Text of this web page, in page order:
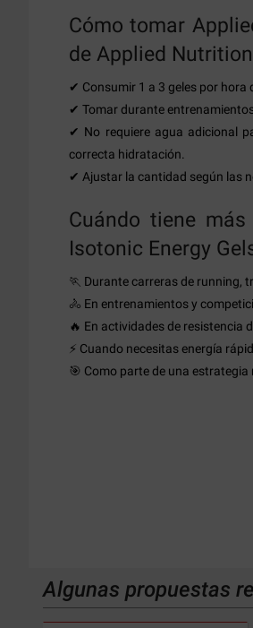
Cómo tomar
de Applied Nutrition
✔ Consumir 1 a 3 geles por hora
✔ Tomar durante
✔ No requiere agua adicional
correcta hidratación.
✔ Ajustar la cantidad según las
Cuándo tiene
Isotonic Energy
🏃 Durante carreras de running,
🚴 En entrenamientos y
🔥 En actividades de resistencia
⚡ Cuando necesitas energía
🎯 Como parte de una
Algunas propuestas